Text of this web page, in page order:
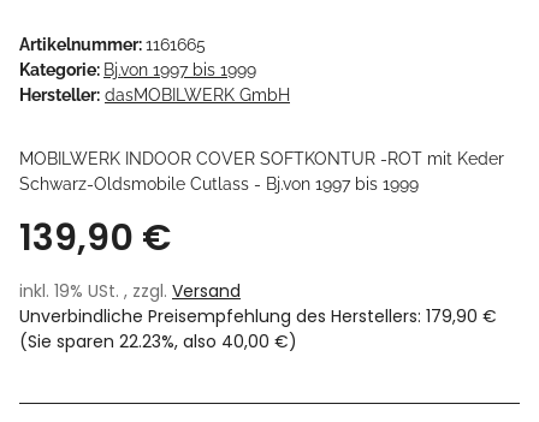
Artikelnummer:1161665
Kategorie: Bj.von 1997 bis 1999
Hersteller: dasMOBILWERK GmbH
MOBILWERK INDOOR COVER SOFTKONTUR -ROT mit Keder
Schwarz-Oldsmobile Cutlass - Bj.von 1997 bis 1999
139,90 €
inkl. 19% USt. , zzgl. Versand
Unverbindliche Preisempfehlung des Herstellers: 179,90 €
(Sie sparen 22.23%, also 40,00 €)